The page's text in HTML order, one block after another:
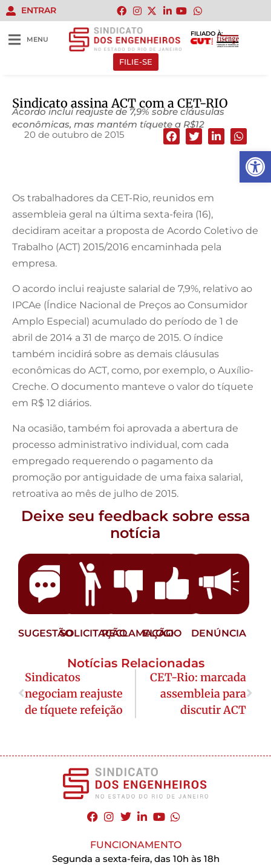
Abrir
ENTRAR
MENU
FILIADO À:
FILIE-SE
Sindicato assina ACT com a CET-RIO
Acordo inclui reajuste de 7,9% sobre cláusulas
econômicas, mas mantém tíquete a R$12
20 de outubro de 2015
Os trabalhadores da CET-Rio, reunidos em
assembleia geral na última sexta-feira (16),
decidiram aceitar a proposta de Acordo Coletivo de
Trabalho (ACT) 2015/2016 encaminhada pela
empresa.
O acordo inclui reajuste salarial de 7,9%, relativo ao
IPCAe (Índice Nacional de Preços ao Consumidor
Amplo Especial) acumulado do período de 1 de
abril de 2014 a 31 de março de 2015. O índice
também incidirá sobre as demais cláusulas
econômicas do ACT, como, por exemplo, o Auxílio-
Creche. O documento manteve o valor do tíquete
em R$ 12 diários.
Na ocasião, também foi aprovada a abertura de
processo administrativo individual, com cada
empregado requerendo o pagamento da
promoção por antiguidade de uma faixa salarial,
retroativa ao mês de julho de 2015.
Deixe seu feedback sobre essa
notícia
SUGESTÃOSOLICITAÇÃORECLAMAÇÃO
ELOGIO DENÚNCIA
Notícias Relacionadas
Sindicatos
negociam reajuste
de tíquete refeição
CET-Rio: marcada
assembleia para
discutir ACT
FUNCIONAMENTO
Segunda a sexta-feira, das 10h às 18h